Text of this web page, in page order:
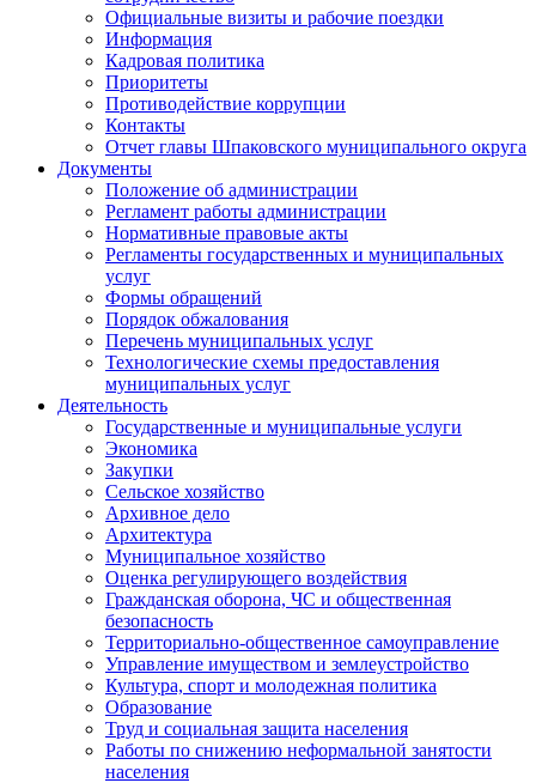
Официальные визиты и рабочие поездки
Информация
Кадровая политика
Приоритеты
Противодействие коррупции
Контакты
Отчет главы Шпаковского муниципального округа
Документы
Положение об администрации
Регламент работы администрации
Нормативные правовые акты
Регламенты государственных и муниципальных
услуг
Формы обращений
Порядок обжалования
Перечень муниципальных услуг
Технологические схемы предоставления
муниципальных услуг
Деятельность
Государственные и муниципальные услуги
Экономика
Закупки
Сельское хозяйство
Архивное дело
Архитектура
Муниципальное хозяйство
Оценка регулирующего воздействия
Гражданская оборона, ЧС и общественная
безопасность
Территориально-общественное самоуправление
Управление имуществом и землеустройство
Культура, спорт и молодежная политика
Образование
Труд и социальная защита населения
Работы по снижению неформальной занятости
населения